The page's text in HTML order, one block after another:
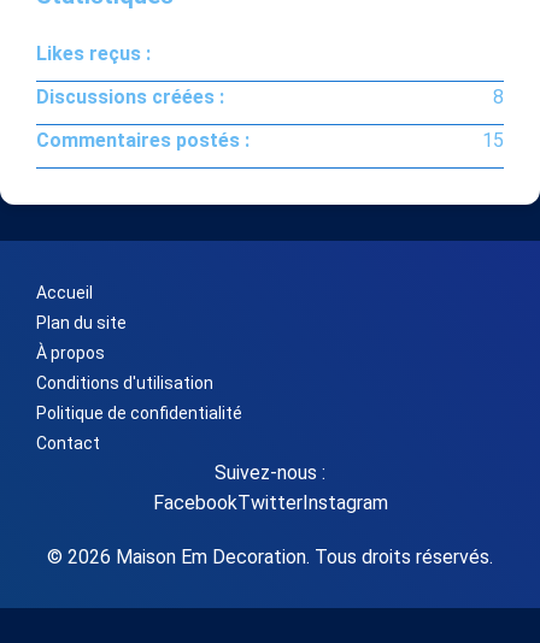
Likes reçus :
Discussions créées :
8
Commentaires postés :
15
Accueil
Plan du site
À propos
Conditions d'utilisation
Politique de confidentialité
Contact
Suivez-nous :
FacebookTwitterInstagram
© 2026 Maison Em Decoration. Tous droits réservés.